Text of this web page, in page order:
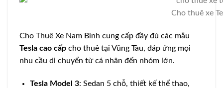
Cho thuê xe
Cho Thuê Xe Nam Bình cung cấp đầy đủ các mẫu
Tesla cao cấp cho thuê tại Vũng Tàu, đáp ứng mọi
nhu cầu di chuyển từ cá nhân đến nhóm lớn.
Tesla Model 3: Sedan 5 chỗ, thiết kế thể thao,